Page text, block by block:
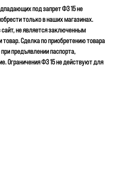
под запрет ФЗ 15 не
только в наших магазинах.
не является заключенным
Сделка по приобретению товара
предъявлении паспорта,
Ограничения ФЗ 15 не действуют для